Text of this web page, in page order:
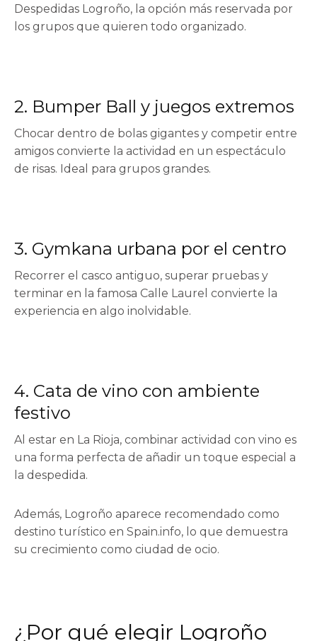
Despedidas Logroño, la opción más reservada por
los grupos que quieren todo organizado.
2. Bumper Ball y juegos extremos
Chocar dentro de bolas gigantes y competir entre
amigos convierte la actividad en un espectáculo
de risas. Ideal para grupos grandes.
3. Gymkana urbana por el centro
Recorrer el casco antiguo, superar pruebas y
terminar en la famosa Calle Laurel convierte la
experiencia en algo inolvidable.
4. Cata de vino con ambiente
festivo
Al estar en La Rioja, combinar actividad con vino es
una forma perfecta de añadir un toque especial a
la despedida.
Además, Logroño aparece recomendado como
destino turístico en Spain.info, lo que demuestra
su crecimiento como ciudad de ocio.
¿Por qué elegir Logroño